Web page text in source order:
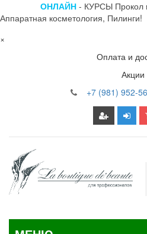
ОНЛАЙН - КУРСЫ Прокол
Аппаратная косметология, Пилинги!
×
Оплата и
Акции
+7 (981) 952-